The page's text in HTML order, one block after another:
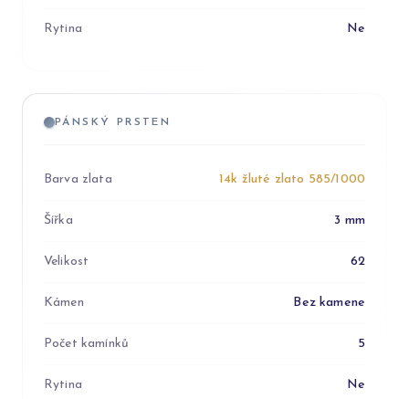
Rytina Ne
PÁNSKÝ PRSTEN
Barva zlata 14k žluté zlato 585/1000
Šířka 3 mm
Velikost 62
Kámen Bez kamene
Počet kamínků 5
Rytina Ne